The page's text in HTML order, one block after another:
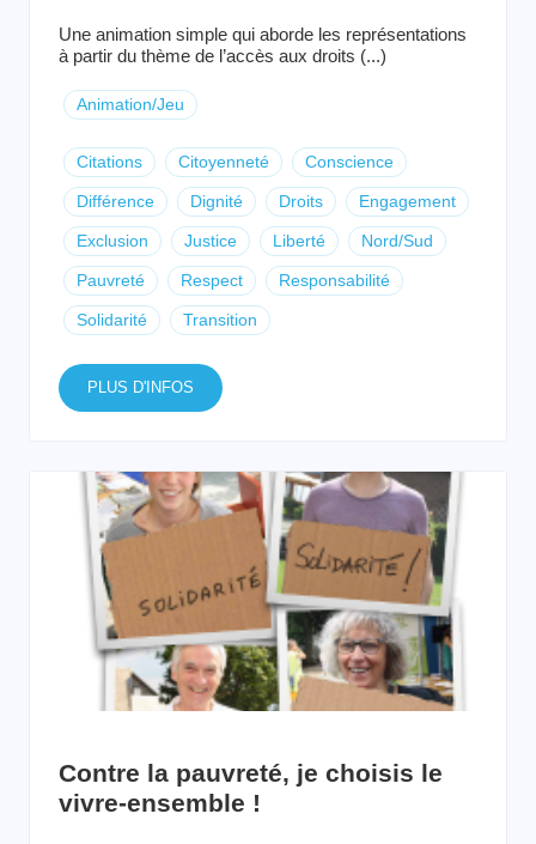
Une animation simple qui aborde les représentations
à partir du thème de l’accès aux droits (...)
Animation/Jeu
Citations Citoyenneté Conscience
Différence Dignité Droits Engagement
Exclusion Justice Liberté Nord/Sud
Pauvreté Respect Responsabilité
Solidarité Transition
PLUS D'INFOS
Contre la pauvreté, je choisis le
vivre-ensemble !